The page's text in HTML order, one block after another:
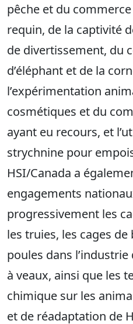
pêche et du
requin, de la captivité
de divertissement, du
d’éléphant et de la
l’expérimentation
cosmétiques et du
ayant eu recours, et
strychnine pour
HSI/Canada a
engagements
progressivement les
les truies, les cages
poules dans
à veaux, ainsi que les
chimique sur les
et de réadaptation de